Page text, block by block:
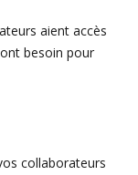
aient accès
besoin pour
collaborateurs